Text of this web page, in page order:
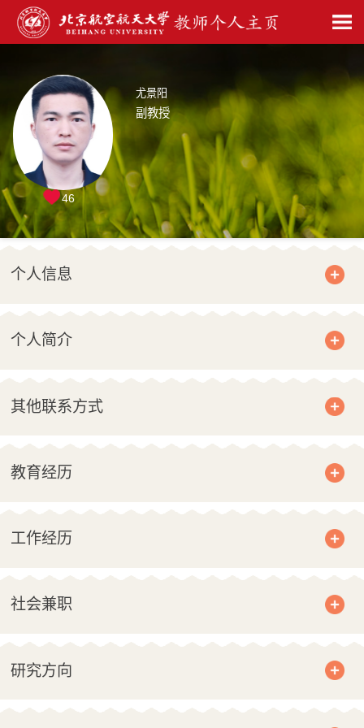
尤景阳
副教授
46
个人信息
个人简介
其他联系方式
教育经历
工作经历
社会兼职
研究方向